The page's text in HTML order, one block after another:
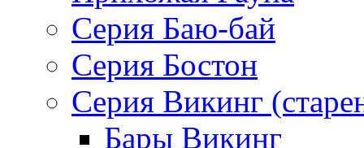
Серия Баю-бай
Серия Бостон
Серия Викинг
Бары Викинг